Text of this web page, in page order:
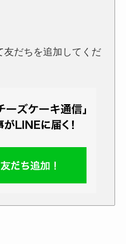
だちを追加してくだ